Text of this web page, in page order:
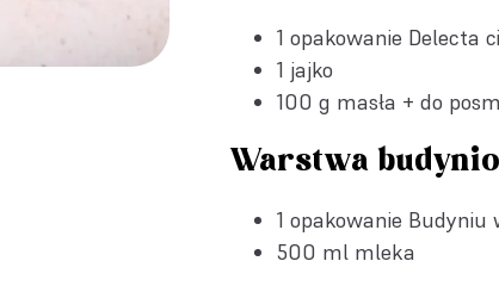
1 opakowanie Delecta
1 jajko
100 g masła + do
Warstwa
1 opakowanie Budyniu
500 ml mleka